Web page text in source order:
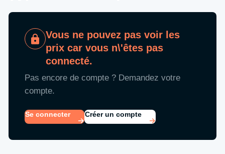
Vous ne pouvez pas voir les
prix car vous n\'êtes pas
connecté.
Pas encore de compte ? Demandez votre
compte.
Se connecter Créer un compte